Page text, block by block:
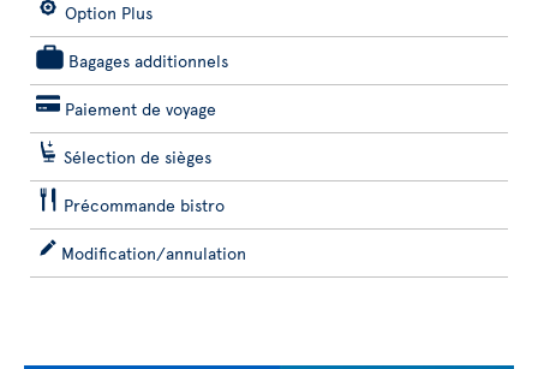
Option Plus
Bagages additionnels
Paiement de voyage
Sélection de sièges
Précommande bistro
Modification/annulation